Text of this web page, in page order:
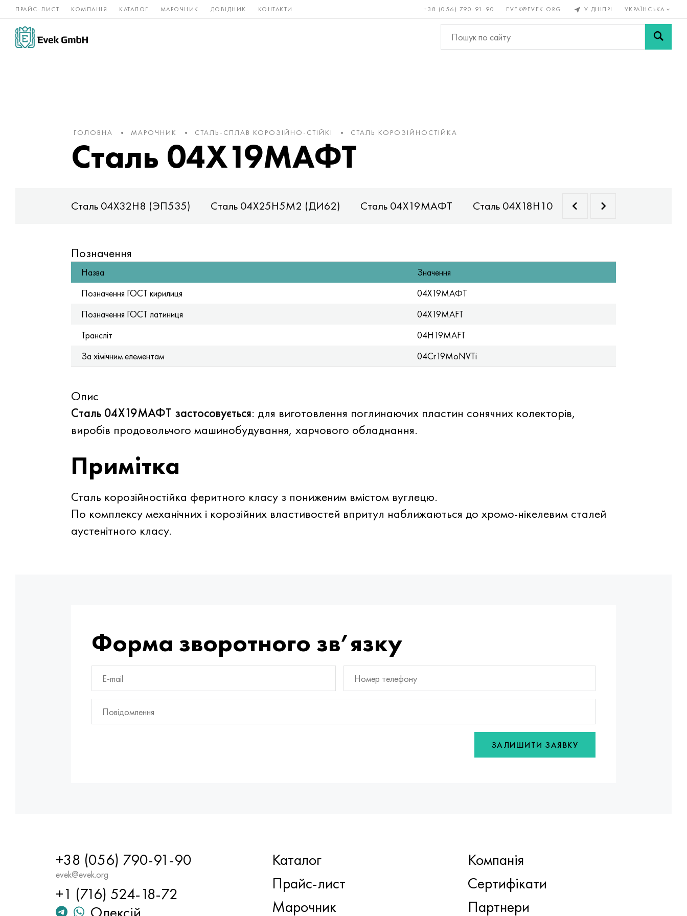
ПРАЙС-ЛИСТ КОМПАНІЯ КАТАЛОГ МАРОЧНИК ДОВІДНИК КОНТАКТИ +38 (056) 790-91-90 EVEK@EVEK.ORG У ДНІПРІ УКРАЇНСЬКА
Нікелеві
сплави
Рідкісні і Бронза, мідь, Кольорові
метали
Легована Сітки і
ГОЛОВНА МАРОЧНИК СТАЛЬ-СПЛАВ КОРОЗІЙНО-СТІЙКІ СТАЛЬ КОРОЗІЙНОСТІЙКА
Сталь 04Х19МАФТ
Сталь 04Х32Н8 (ЭП535) Сталь 04Х25Н5М2 (ДИ62) Сталь 04Х19МАФТ Сталь 04Х18Н10 (ЭИ842)
Позначення
Назва
Значення
Позначення ГОСТ кирилиця
04Х19МАФТ
Позначення ГОСТ латиниця
04X19MAFT
Трансліт
04H19MAFT
За хімічним елементам
04Cr19MoNVTi
Опис
Сталь 04Х19МАФТ застосовується: для виготовлення поглинаючих пластин сонячних колекторів,
виробів продовольчого машинобудування, харчового обладнання.
Примітка
Сталь корозійностійка феритного класу з пониженим вмістом вуглецю.
По комплексу механічних і корозійних властивостей впритул наближаються до хромо-нікелевим сталей
аустенітного класу.
Форма зворотного зв’язку
ЗАЛИШИТИ ЗАЯВКУ
+38 (056) 790-91-90
evek@evek.org
+1 (716) 524-18-72
Каталог
Прайс-лист
Марочник
Компанія
Сертифікати
Партнери